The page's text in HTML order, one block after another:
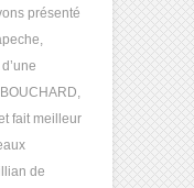
présenté
fait meilleur
de